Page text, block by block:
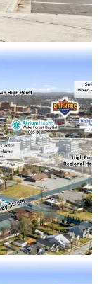
Bank
Regional
use
in High Point